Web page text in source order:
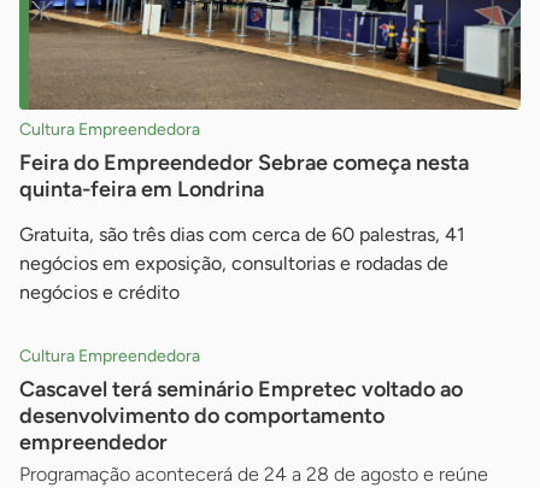
Cultura Empreendedora
Feira do Empreendedor Sebrae começa nesta
quinta-feira em Londrina
Gratuita, são três dias com cerca de 60 palestras, 41
negócios em exposição, consultorias e rodadas de
negócios e crédito
Cultura Empreendedora
Cascavel terá seminário Empretec voltado ao
desenvolvimento do comportamento
empreendedor
Programação acontecerá de 24 a 28 de agosto e reúne